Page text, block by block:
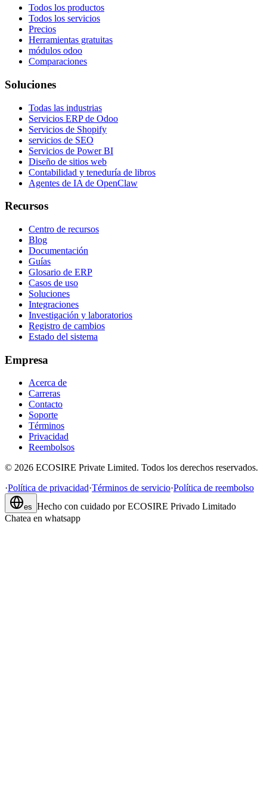
Todos los productos
Todos los servicios
Precios
Herramientas gratuitas
módulos odoo
Comparaciones
Soluciones
Todas las industrias
Servicios ERP de Odoo
Servicios de Shopify
servicios de SEO
Servicios de Power BI
Diseño de sitios web
Contabilidad y teneduría de libros
Agentes de IA de OpenClaw
Recursos
Centro de recursos
Blog
Documentación
Guías
Glosario de ERP
Casos de uso
Soluciones
Integraciones
Investigación y laboratorios
Registro de cambios
Estado del sistema
Empresa
Acerca de
Carreras
Contacto
Soporte
Términos
Privacidad
Reembolsos
© 2026 ECOSIRE Private Limited. Todos los derechos reservados.
·Política de privacidad·Términos de servicio·Política de reembolso
es Hecho con cuidado por ECOSIRE Privado Limitado
Chatea en whatsapp